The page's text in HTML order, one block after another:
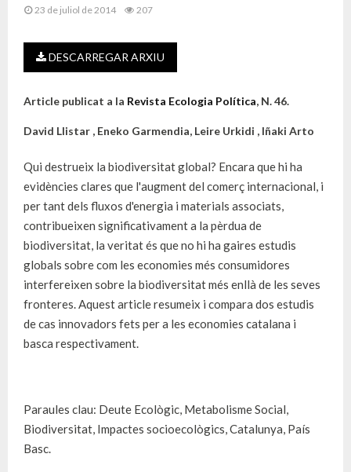
23 de juliol de 2014 207
DESCARREGAR ARXIU
Article publicat a la Revista Ecologia Política, N. 46.
David Llistar , Eneko Garmendia, Leire Urkidi , Iñaki Arto
Qui destrueix la biodiversitat global? Encara que hi ha
evidències clares que l'augment del comerç internacional, i
per tant dels fluxos d'energia i materials associats,
contribueixen significativament a la pèrdua de
biodiversitat, la veritat és que no hi ha gaires estudis
globals sobre com les economies més consumidores
interfereixen sobre la biodiversitat més enllà de les seves
fronteres. Aquest article resumeix i compara dos estudis
de cas innovadors fets per a les economies catalana i
basca respectivament.
Paraules clau: Deute Ecològic, Metabolisme Social,
Biodiversitat, Impactes socioecològics, Catalunya, País
Basc.